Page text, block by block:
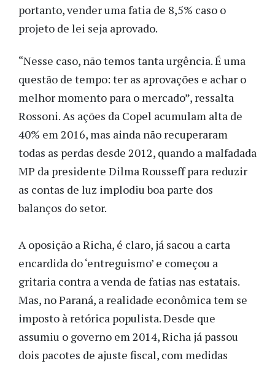
portanto, vender uma fatia de 8,5% caso o
projeto de lei seja aprovado.
“Nesse caso, não temos tanta urgência. É uma
questão de tempo: ter as aprovações e achar o
melhor momento para o mercado”, ressalta
Rossoni. As ações da Copel acumulam alta de
40% em 2016, mas ainda não recuperaram
todas as perdas desde 2012, quando a malfadada
MP da presidente Dilma Rousseff para reduzir
as contas de luz implodiu boa parte dos
balanços do setor.
A oposição a Richa, é claro, já sacou a carta
encardida do ‘entreguismo’ e começou a
gritaria contra a venda de fatias nas estatais.
Mas, no Paraná, a realidade econômica tem se
imposto à retórica populista. Desde que
assumiu o governo em 2014, Richa já passou
dois pacotes de ajuste fiscal, com medidas